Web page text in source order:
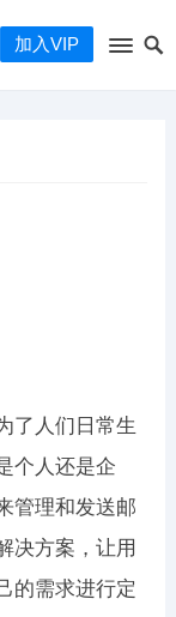
加入VIP
了人们日常生
个人还是企
管理和发送邮
决方案，让用
的需求进行定